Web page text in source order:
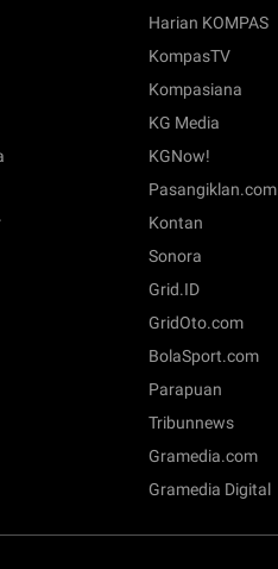
Harian KOMPAS
KompasTV
Kompasiana
KG Media
KGNow!
Pasangiklan.com
Kontan
Sonora
Grid.ID
GridOto.com
BolaSport.com
Parapuan
Tribunnews
Gramedia.com
Gramedia Digital